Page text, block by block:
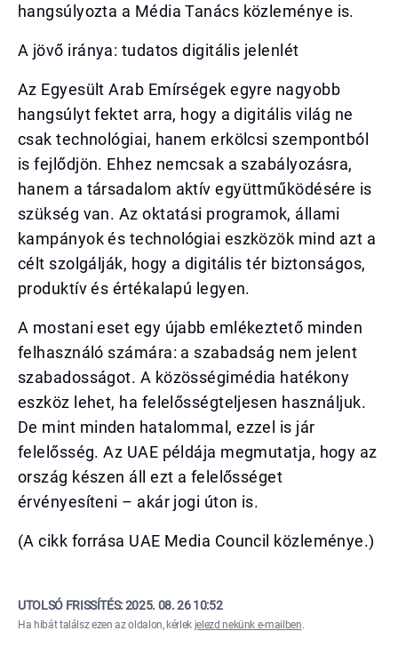
hangsúlyozta a Média Tanács közleménye is.
A jövő iránya: tudatos digitális jelenlét
Az Egyesült Arab Emírségek egyre nagyobb
hangsúlyt fektet arra, hogy a digitális világ ne
csak technológiai, hanem erkölcsi szempontból
is fejlődjön. Ehhez nemcsak a szabályozásra,
hanem a társadalom aktív együttműködésére is
szükség van. Az oktatási programok, állami
kampányok és technológiai eszközök mind azt a
célt szolgálják, hogy a digitális tér biztonságos,
produktív és értékalapú legyen.
A mostani eset egy újabb emlékeztető minden
felhasználó számára: a szabadság nem jelent
szabadosságot. A közösségimédia hatékony
eszköz lehet, ha felelősségteljesen használjuk.
De mint minden hatalommal, ezzel is jár
felelősség. Az UAE példája megmutatja, hogy az
ország készen áll ezt a felelősséget
érvényesíteni – akár jogi úton is.
(A cikk forrása UAE Media Council közleménye.)
UTOLSÓ FRISSÍTÉS:2025. 08. 26 10:52
Ha hibát találsz ezen az oldalon, kérlek jelezd nekünk e-mailben.